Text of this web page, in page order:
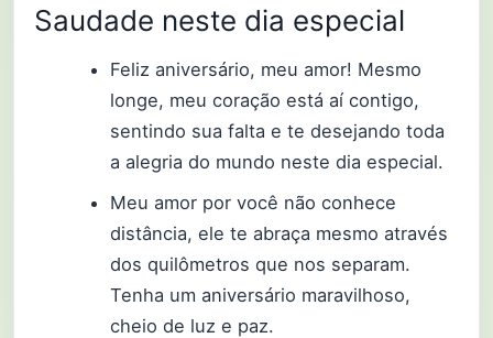
Saudade neste dia especial
Feliz aniversário, meu amor! Mesmo
longe, meu coração está aí contigo,
sentindo sua falta e te desejando toda
a alegria do mundo neste dia especial.
Meu amor por você não conhece
distância, ele te abraça mesmo através
dos quilômetros que nos separam.
Tenha um aniversário maravilhoso,
cheio de luz e paz.